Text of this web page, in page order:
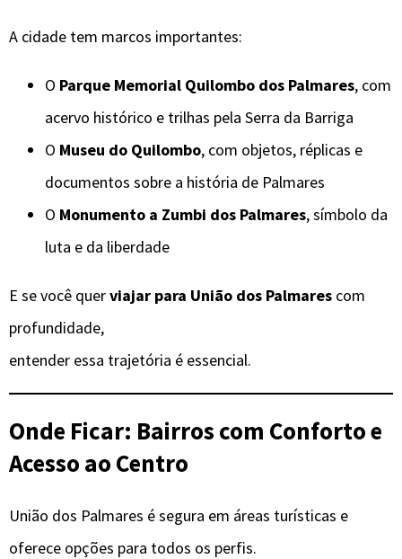
A cidade tem marcos importantes:
O Parque Memorial Quilombo dos Palmares, com
acervo histórico e trilhas pela Serra da Barriga
O Museu do Quilombo, com objetos, réplicas e
documentos sobre a história de Palmares
O Monumento a Zumbi dos Palmares, símbolo da
luta e da liberdade
E se você querviajar para União dos Palmares com
profundidade,
entender essa trajetória é essencial.
Onde Ficar: Bairros com Conforto e
Acesso ao Centro
União dos Palmares é segura em áreas turísticas e
oferece opções para todos os perfis.